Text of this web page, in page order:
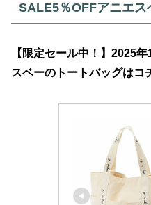
SALE5％OFFアニエス
【限定セール中！】2025
スベーのトートバッグはコ